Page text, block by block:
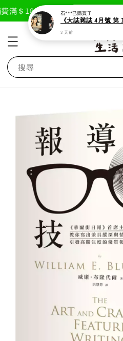
＄1800免運費 現在去購物！
搜尋
石***已購買了
3 天前